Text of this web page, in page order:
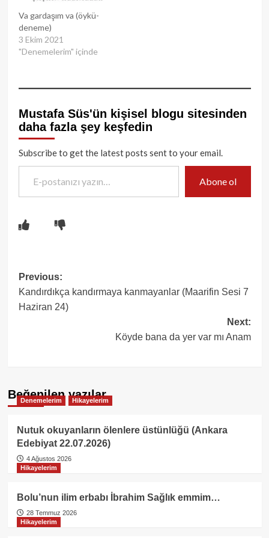
Va gardaşım va (öykü-
deneme)
3 Ekim 2021
"Denemelerim" içinde
Mustafa Süs'ün kişisel blogu sitesinden
daha fazla şey keşfedin
Subscribe to get the latest posts sent to your email.
E-postanızı yazın…
Abone ol
Post
navigation
Previous:
Kandırdıkça kandırmaya kanmayanlar (Maarifin Sesi 7
Haziran 24)
Next:
Köyde bana da yer var mı Anam
Beğenilen yazılar
Denemelerim Hikayelerim
Nutuk okuyanların ölenlere üstünlüğü (Ankara
Edebiyat 22.07.2026)
4 Ağustos 2026
Hikayelerim
Bolu’nun ilim erbabı İbrahim Sağlık emmim…
28 Temmuz 2026
Hikayelerim